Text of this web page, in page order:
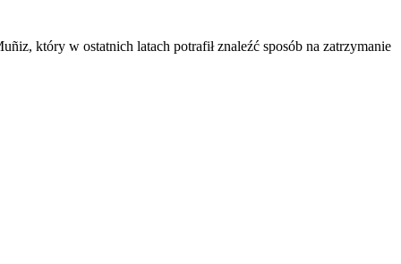
który w ostatnich latach potrafił znaleźć sposób na zatrzymanie